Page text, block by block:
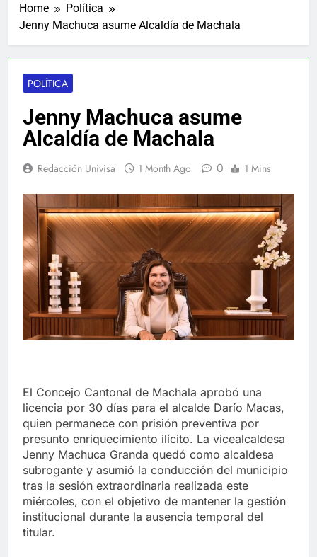
Home
Política
Jenny Machuca asume Alcaldía de Machala
POLÍTICA
Jenny Machuca asume
Alcaldía de Machala
Redacción Univisa 1 Month Ago 0 1 Mins
El Concejo Cantonal de Machala aprobó una
licencia por 30 días para el alcalde Darío Macas,
quien permanece con prisión preventiva por
presunto enriquecimiento ilícito. La vicealcaldesa
Jenny Machuca Granda quedó como alcaldesa
subrogante y asumió la conducción del municipio
tras la sesión extraordinaria realizada este
miércoles, con el objetivo de mantener la gestión
institucional durante la ausencia temporal del
titular.